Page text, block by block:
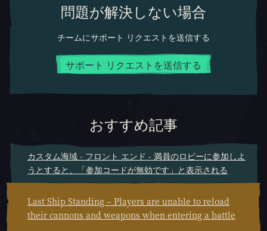
問題が解決しない場合
チームにサポート リクエストを送信する
サポート リクエストを送信する
おすすめ記事
カスタム海域 - フロント エンド - 満員のロビーに参加しよ
うとすると、「参加コードが無効です」と表示される
Last Ship Standing – Players are unable to reload
their cannons and weapons when entering a battle